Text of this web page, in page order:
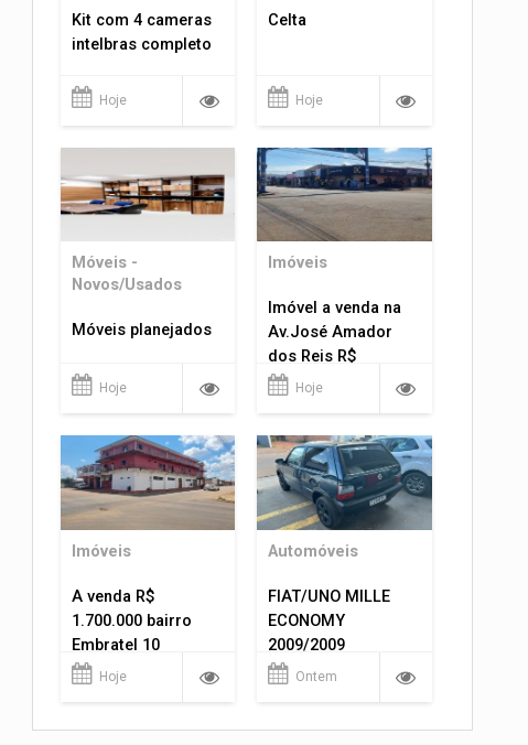
Kit com 4 cameras
intelbras completo
Hoje
Celta
Hoje
Móveis -
Novos/Usados
Móveis planejados
Hoje
Imóveis
Imóvel a venda na
Av.José Amador
dos Reis R$
1.400.000
Hoje
Imóveis
A venda R$
1.700.000 bairro
Embratel 10
apartamentos!
Hoje
Automóveis
FIAT/UNO MILLE
ECONOMY
2009/2009
Ontem